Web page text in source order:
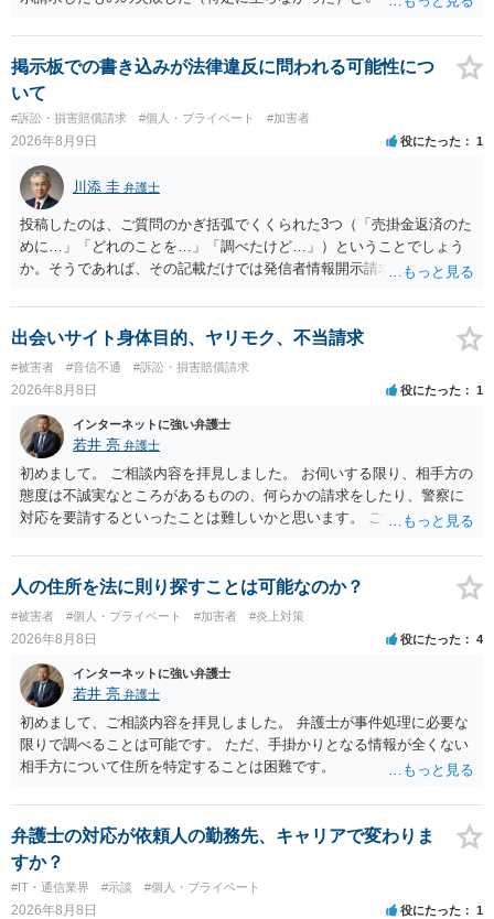
な投稿をする場合にはなおさら）。
掲示板での書き込みが法律違反に問われる可能性につ
いて
#訴訟・損害賠償請求 #個人・プライベート #加害者
2026年8月9日 役にたった 1
川添 圭 弁護士
投稿したのは、ご質問のかぎ括弧でくくられた3つ（「売掛金返済のた
めに…」「どれのことを…」「調べたけど…」）ということでしょう
か。そうであれば、その記載だけでは発信者情報開示請求が認められ
ただ、「328が名誉毀損、偽計業務妨害、侮辱罪、ストーカー等に関す
る法律違反に該当するといわれ」とのことですので、ご質問に書かれ
ていない何らかの背景事情があれば、回答は180度変わるかもしれませ
ん。公開の場で詳細を投稿することは不適当と思われますので、弁護
士へ直接相談した方がよいでしょう。
出会いサイト身体目的、ヤリモク、不当請求
#被害者 #音信不通 #訴訟・損害賠償請求
2026年8月8日 役にたった 1
インターネットに強い弁護士
若井 亮 弁護士
初めまして。 ご相談内容を拝見しました。 お伺いする限り、相手方の
態度は不誠実なところがあるものの、何らかの請求をしたり、警察に
対応を要請するといったことは難しいかと思います。 ご参考になれば
人の住所を法に則り探すことは可能なのか？
#被害者 #個人・プライベート #加害者 #炎上対策
2026年8月8日 役にたった 4
インターネットに強い弁護士
若井 亮 弁護士
初めまして、ご相談内容を拝見しました。 弁護士が事件処理に必要な
限りで調べることは可能です。 ただ、手掛かりとなる情報が全くない
相手方について住所を特定することは困難です。
弁護士の対応が依頼人の勤務先、キャリアで変わりま
すか？
#IT・通信業界 #示談 #個人・プライベート
2026年8月8日 役にたった 1